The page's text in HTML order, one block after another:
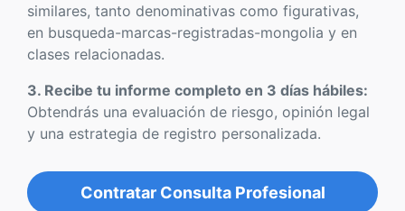
similares, tanto denominativas como figurativas,
en busqueda-marcas-registradas-mongolia y en
clases relacionadas.
3. Recibe tu informe completo en 3 días hábiles:
Obtendrás una evaluación de riesgo, opinión legal
y una estrategia de registro personalizada.
Contratar Consulta Profesional